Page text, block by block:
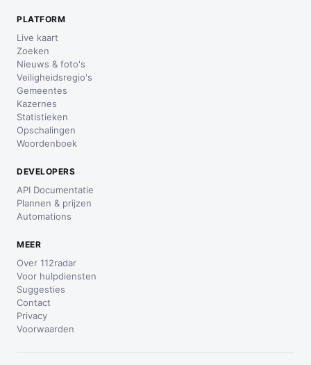
PLATFORM
Live kaart
Zoeken
Nieuws & foto's
Veiligheidsregio's
Gemeentes
Kazernes
Statistieken
Opschalingen
Woordenboek
DEVELOPERS
API Documentatie
Plannen & prijzen
Automations
MEER
Over 112radar
Voor hulpdiensten
Suggesties
Contact
Privacy
Voorwaarden